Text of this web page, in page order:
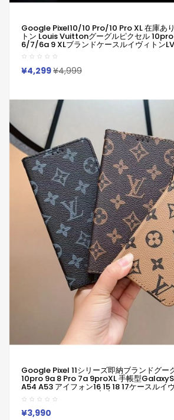
Google Pixel10/10 Pro/10 Pro XL 在庫あ
トン Louis Vuittonグーグルピクセル
6/7/6a 9 XLブランドケースルイヴィトン
Xperia 1 Vii 10 Vii ギャラクシーa55 A54
8a 9 Pro 10ケース革製人気 Iphone/
Pixelなど全機種対応
¥4,299¥4,999
Google Pixel 11シリーズ即納ブランドグー
10pro 9a 8 Pro 7a 9proXL 手帳型
A54 A53 アイフォン16 15 18 17ケースルイ
10 9a 9 ProXL8 Pro 6/7/6a 9pro XLXperia
ヴィトン ギャラクシーS25Ultra S24男女兼
Iphone/Galaxy/Xperia/Google Pixelなど
¥3,990